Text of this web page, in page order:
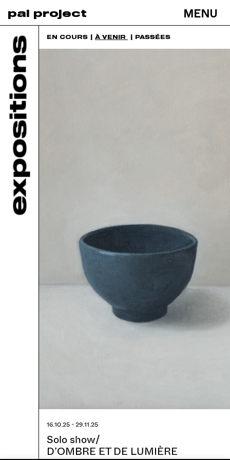
Toggle
MENU
pal project
expositions EN COURS À VENIR PASSÉES
16.10.25 - 29.11.25
Solo show/
D’OMBRE ET DE LUMIÈRE